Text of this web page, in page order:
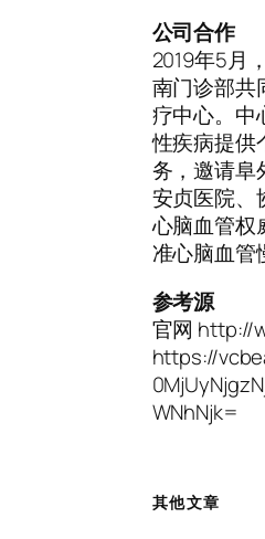
公司合作
2019年5月
南门诊部共
疗中心。中
性疾病提供
务，邀请阜
安贞医院、
心脑血管权
准心脑血管
参考源
官网 http://
https://
WNhNjk=
其他文章